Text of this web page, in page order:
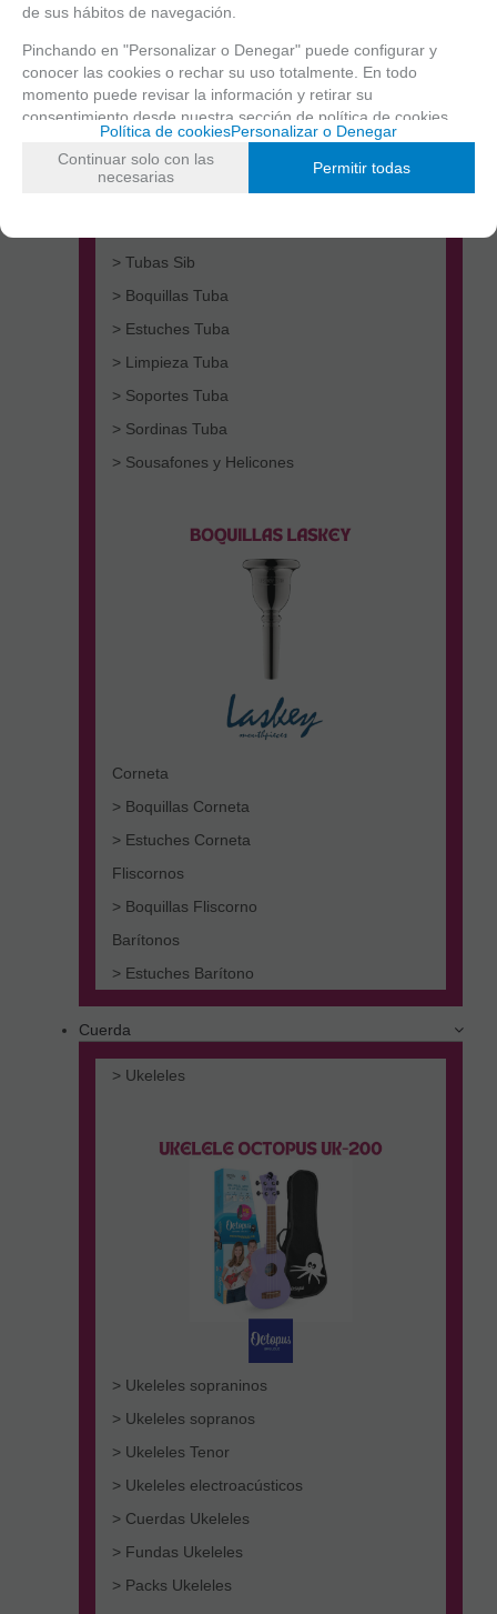
> Tubas Do
> Tubas Sib
> Boquillas Tuba
> Estuches Tuba
> Limpieza Tuba
> Soportes Tuba
> Sordinas Tuba
> Sousafones y Helicones
Corneta
> Boquillas Corneta
> Estuches Corneta
Fliscornos
> Boquillas Fliscorno
Barítonos
> Estuches Barítono
Cuerda
> Ukeleles
> Ukeleles sopraninos
> Ukeleles sopranos
> Ukeleles Tenor
> Ukeleles electroacústicos
> Cuerdas Ukeleles
> Fundas Ukeleles
> Packs Ukeleles
de sus hábitos de navegación.
Pinchando en "Personalizar o Denegar" puede configurar y
conocer las cookies o rechar su uso totalmente. En todo
momento puede revisar la información y retirar su
consentimiento desde nuestra sección de política de cookies.
Política de cookiesPersonalizar o Denegar
Continuar solo con las
necesarias
Permitir todas